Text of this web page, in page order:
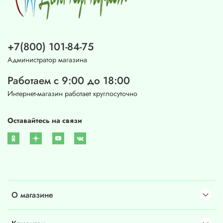
О магазине
+7(800) 101-84-75
Администратор магазина
Работаем с 9:00 до 18:00
Интернет-магазин работает круглосуточно
Оставайтесь на связи